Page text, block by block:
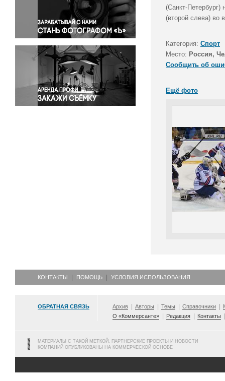
Правосудие
Происшествия и конфликты
Религия
Светская жизнь
Спорт
Экология
Экономика и бизнес
(Санкт-
(второй слева) во
Категория: Спорт
Место: Россия,
Сообщить об
Ещё фото
КОНТАКТЫ ПОМОЩЬ УСЛОВИЯ ИСПОЛЬЗОВАНИЯ
ОБРАТНАЯ СВЯЗЬ Архив Авторы Темы Справочники
О «Коммерсанте»
Редакция Контакты
МАТЕРИАЛЫ С ТАКОЙ МЕТКОЙ, ПАРТНЕРСКИЕ ПРОЕКТЫ И НОВОСТИ
КОМПАНИЙ ОПУБЛИКОВАНЫ НА КОММЕРЧЕСКОЙ ОСНОВЕ